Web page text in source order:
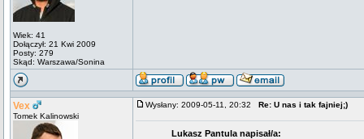
Wiek: 41
Dołączył: 21 Kwi 2009
Posty: 279
Skąd: Warszawa/Sonina
Vex
Tomek Kalinowski
Wysłany: 2009-05-11, 20:32 Re: U nas i tak fajniej;)
Lukasz Pantula napisał/a: